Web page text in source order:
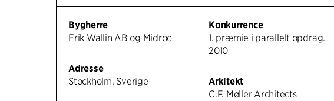
Bygherre
Erik Wallin AB og Midroc
Adresse
Stockholm, Sverige
Konkurrence
1. præmie i parallelt opdrag.
2010
Arkitekt
C.F. Møller Architects